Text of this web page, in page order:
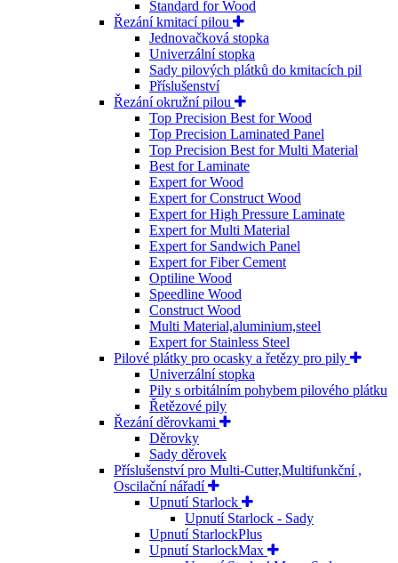
Standard for Wood
Řezání kmitací pilou
Jednovačková stopka
Univerzální stopka
Sady pilových plátků do kmitacích pil
Příslušenství
Řezání okružní pilou
Top Precision Best for Wood
Top Precision Laminated Panel
Top Precision Best for Multi Material
Best for Laminate
Expert for Wood
Expert for Construct Wood
Expert for High Pressure Laminate
Expert for Multi Material
Expert for Sandwich Panel
Expert for Fiber Cement
Optiline Wood
Speedline Wood
Construct Wood
Multi Material,aluminium,steel
Expert for Stainless Steel
Pilové plátky pro ocasky a řetězy pro pily
Univerzální stopka
Pily s orbitálním pohybem pilového plátku
Řetězové pily
Řezání děrovkami
Děrovky
Sady děrovek
Příslušenství pro Multi-Cutter,Multifunkční ,
Oscilační nářadí
Upnutí Starlock
Upnutí Starlock - Sady
Upnutí StarlockPlus
Upnutí StarlockMax